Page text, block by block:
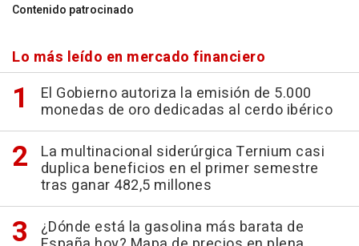
Contenido patrocinado
Lo más leído en mercado financiero
El Gobierno autoriza la emisión de 5.000
monedas de oro dedicadas al cerdo ibérico
La multinacional siderúrgica Ternium casi
duplica beneficios en el primer semestre
tras ganar 482,5 millones
¿Dónde está la gasolina más barata de